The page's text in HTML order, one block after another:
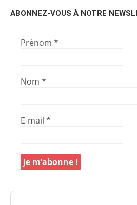
ABONNEZ-VOUS À NOTRE
Prénom *
Nom *
E-mail *